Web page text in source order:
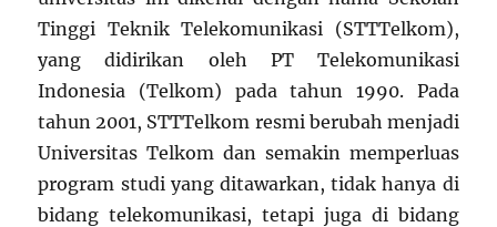
Tinggi Teknik Telekomunikasi (STTTelkom),
yang didirikan oleh PT Telekomunikasi
Indonesia (Telkom) pada tahun 1990. Pada
tahun 2001, STTTelkom resmi berubah menjadi
Universitas Telkom dan semakin memperluas
program studi yang ditawarkan, tidak hanya di
bidang telekomunikasi, tetapi juga di bidang